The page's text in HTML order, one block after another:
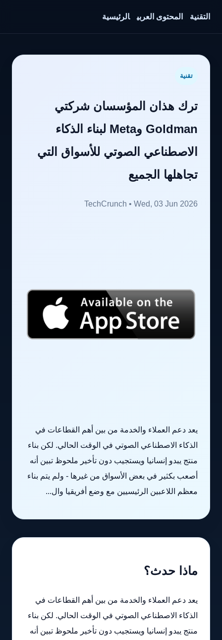
التقنية المحتوى العربي الرئيسية
تقنية
ترك هذان المؤسسان شركتي
Goldman وMeta لبناء الذكاء
الاصطناعي الصوتي للأسواق التي
تجاهلها الجميع
TechCrunch • Wed, 03 Jun 2026
يعد دعم العملاء والخدمة من بين أهم القطاعات في
الذكاء الاصطناعي الصوتي في الوقت الحالي. لكن بناء
منتج يبدو إنسانيا ويستجيب دون تأخير ملحوظ تبين أنه
أصعب بكثير في بعض الأسواق من غيرها - ولم يتم بناء
معظم اللاعبين الرئيسيين مع وضع أفريقيا وال...
ماذا حدث؟
يعد دعم العملاء والخدمة من بين أهم القطاعات في
الذكاء الاصطناعي الصوتي في الوقت الحالي. لكن بناء
منتج يبدو إنسانيا ويستجيب دون تأخير ملحوظ تبين أنه